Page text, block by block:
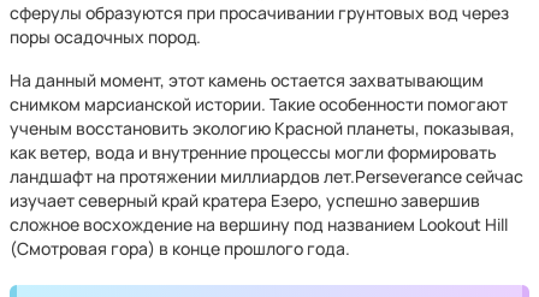
сферулы образуются при просачивании грунтовых вод через
поры осадочных пород.
На данный момент, этот камень остается захватывающим
снимком марсианской истории. Такие особенности помогают
ученым восстановить экологию Красной планеты, показывая,
как ветер, вода и внутренние процессы могли формировать
ландшафт на протяжении миллиардов лет.Perseverance сейчас
изучает северный край кратера Езеро, успешно завершив
сложное восхождение на вершину под названием Lookout Hill
(Смотровая гора) в конце прошлого года.